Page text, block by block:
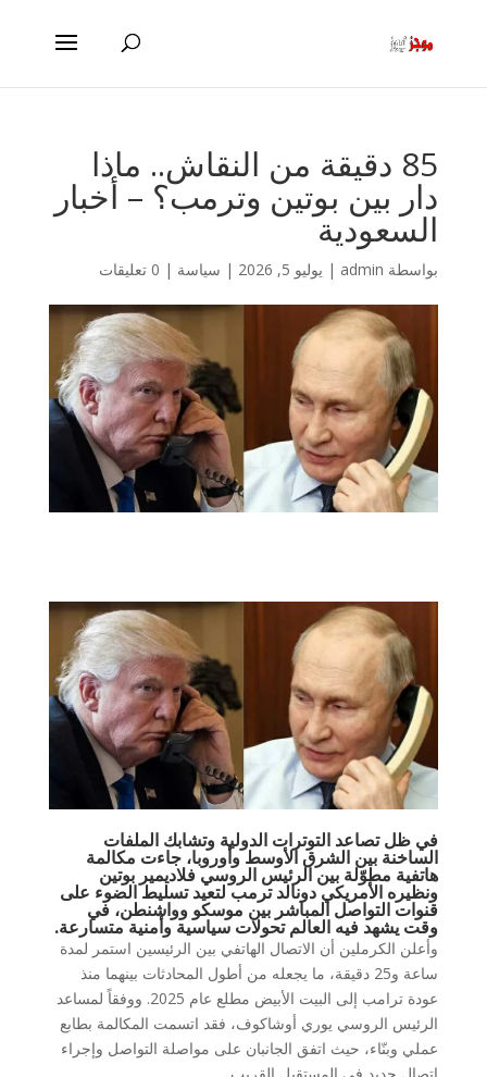
85 دقيقة من النقاش.. ماذا
دار بين بوتين وترمب؟ – أخبار
السعودية
بواسطة admin
| يوليو 5, 2026 | سياسة | 0 تعليقات
في ظل تصاعد التوترات الدولية وتشابك الملفات
الساخنة بين الشرق الأوسط وأوروبا، جاءت مكالمة
هاتفية مطوّلة بين الرئيس الروسي فلاديمير بوتين
ونظيره الأمريكي دونالد ترمب لتعيد تسليط الضوء على
قنوات التواصل المباشر بين موسكو وواشنطن، في
وقت يشهد فيه العالم تحولات سياسية وأمنية متسارعة.
وأعلن الكرملين أن الاتصال الهاتفي بين الرئيسين استمر لمدة
ساعة و25 دقيقة، ما يجعله من أطول المحادثات بينهما منذ
عودة ترامب إلى البيت الأبيض مطلع عام 2025. ووفقاً لمساعد
الرئيس الروسي يوري أوشاكوف، فقد اتسمت المكالمة بطابع
عملي وبنّاء، حيث اتفق الجانبان على مواصلة التواصل وإجراء